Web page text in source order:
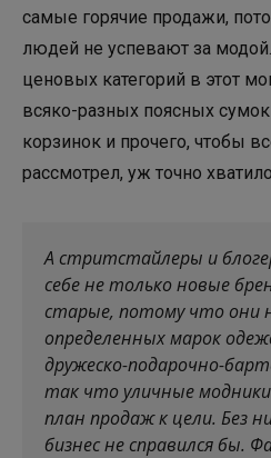
самые горячие продажи,
людей не успевают за
ценовых категорий в этот
всяко-разных поясных
корзинок и прочего, чтобы
рассмотрел, уж точно хватило.
А стритстайлеры и
себе не только новые
старые, потому что они
определенных марок
дружеско-подарочно-
так что уличные
план продаж к цели. Без
бизнес не справился бы.